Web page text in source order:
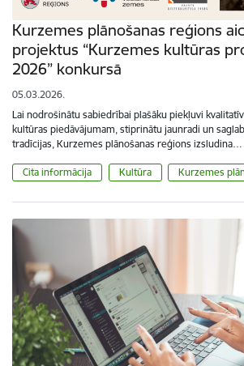
Kurzemes plānošanas reģions
projektus “Kurzemes kultūras
2026” konkursā
05.03.2026.
Lai nodrošinātu sabiedrībai plašāku piekļuvi
kultūras piedāvājumam, stiprinātu jaunradi un
tradīcijas, Kurzemes plānošanas reģions izsludina…
Cita informācija Kultūra Kurzemes